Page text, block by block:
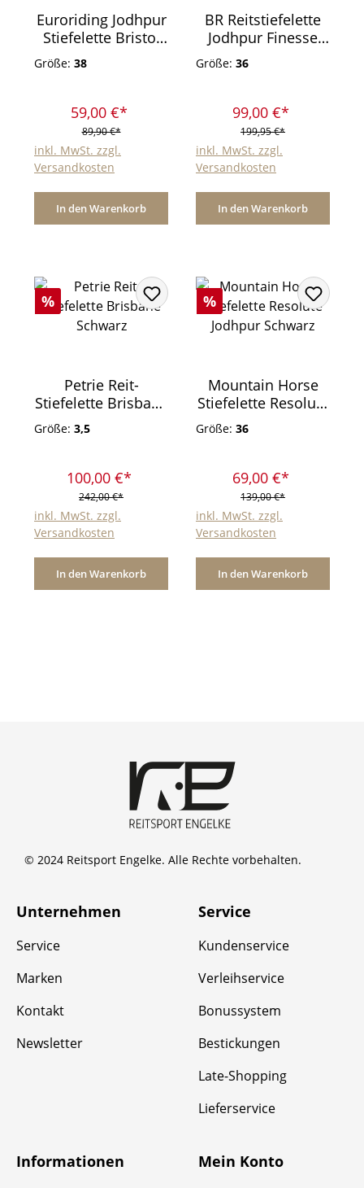
Euroriding Jodhpur
Stiefelette Bristol
Frontzip Black
Größe: 38
59,00 €*
89,90 €*
inkl. MwSt. zzgl.
Versandkosten
In den Warenkorb
BR Reitstiefelette
Jodhpur Finesse
Zip Chestnut
Größe: 36
99,00 €*
199,95 €*
inkl. MwSt. zzgl.
Versandkosten
In den Warenkorb
Rabatt
%
Petrie Reit-
Stiefelette Brisbane
Schwarz
Größe: 3,5
100,00 €*
242,00 €*
inkl. MwSt. zzgl.
Versandkosten
In den Warenkorb
Rabatt
%
Mountain Horse
Stiefelette Resolute
Jodhpur Schwarz
Größe: 36
69,00 €*
139,00 €*
inkl. MwSt. zzgl.
Versandkosten
In den Warenkorb
© 2024 Reitsport Engelke. Alle Rechte vorbehalten.
Unternehmen
Service
Marken
Kontakt
Newsletter
Service
Kundenservice
Verleihservice
Bonussystem
Bestickungen
Late-Shopping
Lieferservice
Informationen Mein Konto